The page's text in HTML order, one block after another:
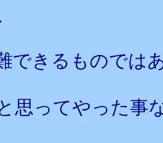
できるものでは
思ってやった事